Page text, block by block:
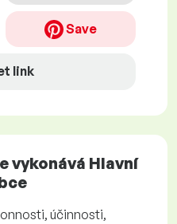
Save
link
vykonává Hlavní
účinnosti,